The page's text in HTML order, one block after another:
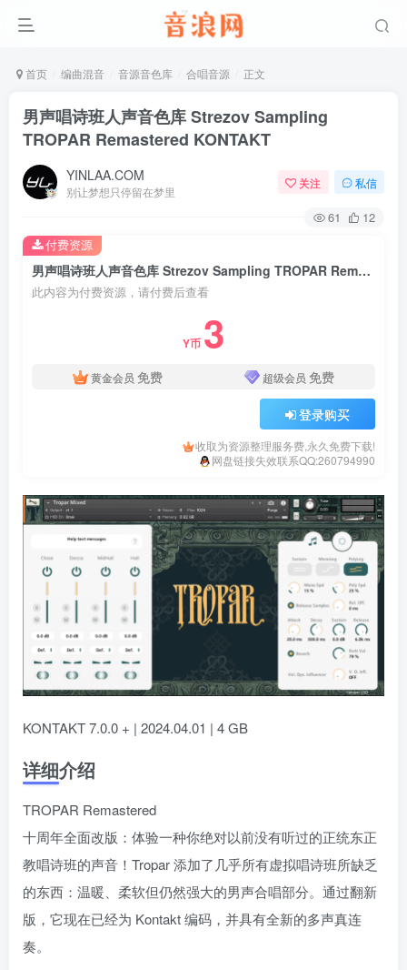
首页 编曲混音 音源音色库 合唱音源 正文
男声唱诗班人声音色库 Strezov Sampling
TROPAR Remastered KONTAKT
YINLAA.COM
别让梦想只停留在梦里
关注 私信
61 12
男声唱诗班人声音色库 Strezov Sampling TROPAR Remastered KONTAKT
此内容为付费资源，请付费后查看
Y币 3
黄金会员 免费 超级会员 免费
登录购买
收取为资源整理服务费,永久免费下载!
网盘链接失效联系QQ:260794990
付费资源
KONTAKT 7.0.0 + | 2024.04.01 | 4 GB
详细介绍
TROPAR Remastered
十周年全面改版：体验一种你绝对以前没有听过的正统东正
教唱诗班的声音！Tropar 添加了几乎所有虚拟唱诗班所缺乏
的东西：温暖、柔软但仍然强大的男声合唱部分。通过翻新
版，它现在已经为 Kontakt 编码，并具有全新的多声真连
奏。